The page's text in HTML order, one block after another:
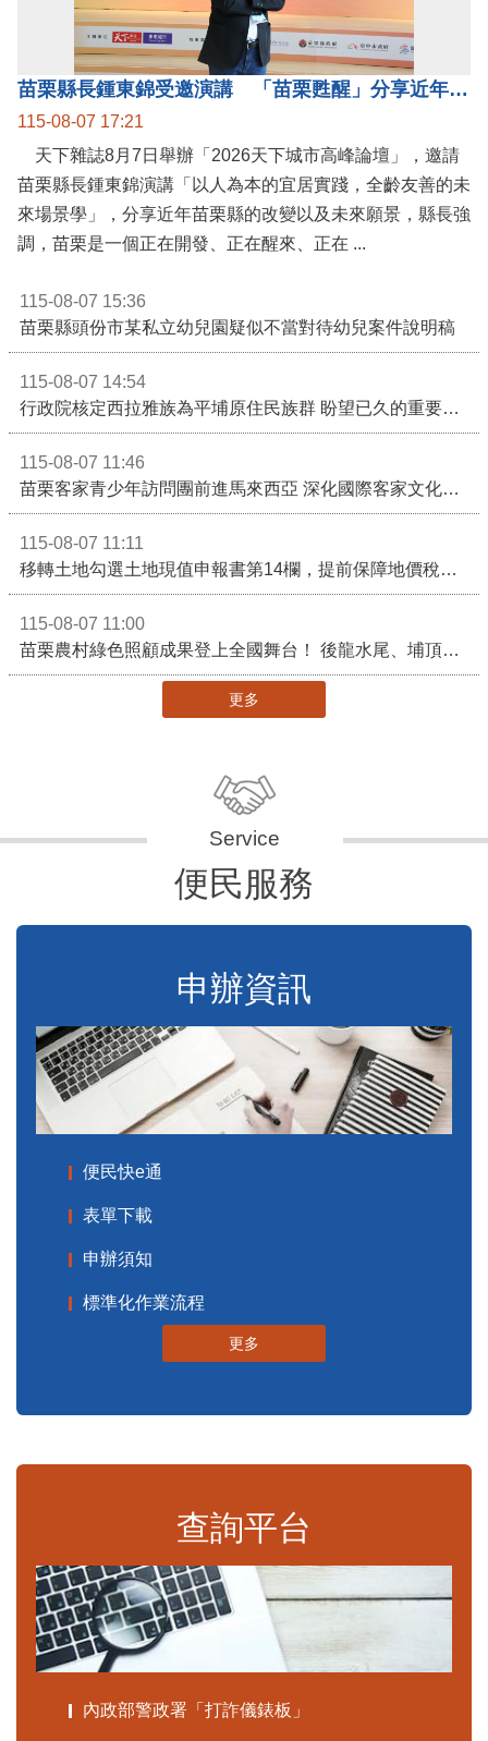
苗栗縣長鍾東錦受邀演講 「苗栗甦醒」分享近年轉變
115-08-07 17:21
天下雜誌8月7日舉辦「2026天下城市高峰論壇」，邀請
苗栗縣長鍾東錦演講「以人為本的宜居實踐，全齡友善的未
來場景學」，分享近年苗栗縣的改變以及未來願景，縣長強
調，苗栗是一個正在開發、正在醒來、正在 ...
115-08-07 15:36
苗栗縣頭份市某私立幼兒園疑似不當對待幼兒案件說明稿
115-08-07 14:54
行政院核定西拉雅族為平埔原住民族群 盼望已久的重要時刻到來！8月13日起受理民族成員名冊登記
115-08-07 11:46
苗栗客家青少年訪問團前進馬來西亞 深化國際客家文化交流
115-08-07 11:11
移轉土地勾選土地現值申報書第14欄，提前保障地價稅節稅權益
115-08-07 11:00
苗栗農村綠色照顧成果登上全國舞台！ 後龍水尾、埔頂社區前進2026高齡健康產業博覽會
更多
便民服務
申辦資訊
便民快e通
表單下載
申辦須知
標準化作業流程
更多
查詢平台
內政部警政署「打詐儀錶板」